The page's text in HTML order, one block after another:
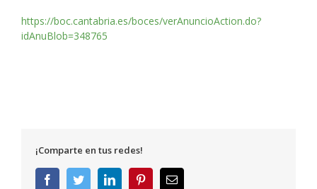
https://boc.cantabria.es/boces/verAnuncioAction.do?
idAnuBlob=348765
¡Comparte en tus redes!
FacebookTwitterLinkedInPinterestCorreo